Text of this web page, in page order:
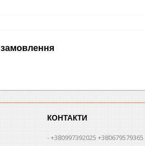
КОНТАКТИ
+380997392025 +380679579365